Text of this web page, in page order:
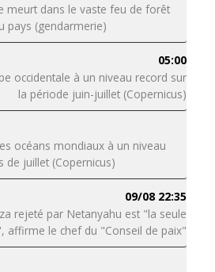
meurt dans le vaste feu de forêt
pays (gendarmerie)
05:00
occidentale à un niveau record sur
la période juin-juillet (Copernicus)
océans mondiaux à un niveau
de juillet (Copernicus)
09/08 22:35
rejeté par Netanyahu est "la seule
affirme le chef du "Conseil de paix"